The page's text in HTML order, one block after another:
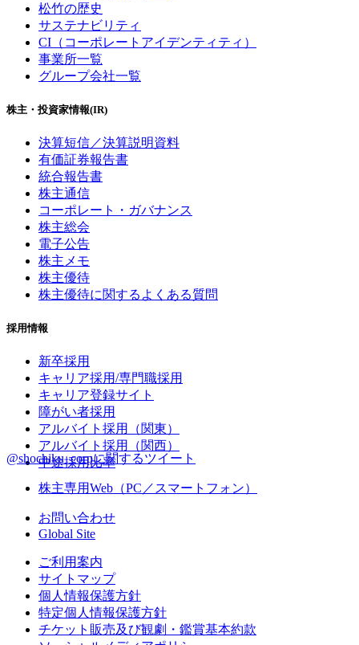
松竹の歴史
サステナビリティ
CI（コーポレートアイデンティティ）
事業所一覧
グループ会社一覧
株主・投資家情報(IR)
決算短信／決算説明資料
有価証券報告書
統合報告書
株主通信
コーポレート・ガバナンス
株主総会
電子公告
株主メモ
株主優待
株主優待に関するよくある質問
採用情報
新卒採用
キャリア採用/専門職採用
キャリア登録サイト
障がい者採用
アルバイト採用（関東）
アルバイト採用（関西）
中途採用比率
@shochiku_corpに関するツイート
株主専用Web（PC／スマートフォン）
お問い合わせ
Global Site
ご利用案内
サイトマップ
個人情報保護方針
特定個人情報保護方針
チケット販売及び観劇・鑑賞基本約款